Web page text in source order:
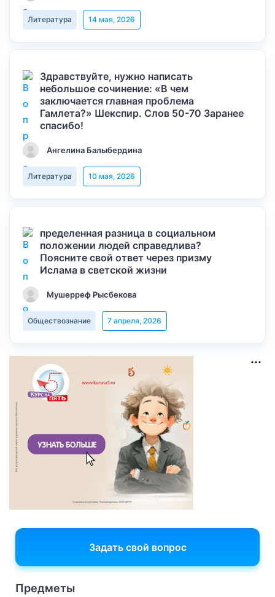
Литература 14 мая, 2026
Здравствуйте, нужно написать
небольшое сочинение: «В чем
заключается главная проблема
Гамлета?» Шекспир. Слов 50-70 Заранее
спасибо!
Ангелина Балыбердина
Литература 10 мая, 2026
пределенная разница в социальном
положении людей справедлива?
Поясните свой ответ через призму
Ислама в светской жизни
Мушерреф Рысбекова
Обществознание 7 апреля, 2026
Задать свой вопрос
Предметы